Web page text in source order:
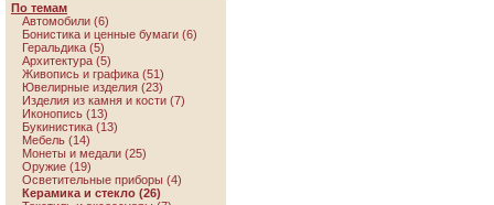
По темам
Автомобили (6)
Бонистика и ценные бумаги (6)
Геральдика (5)
Архитектура (5)
Живопись и графика (51)
Ювелирные изделия (23)
Изделия из камня и кости (7)
Иконопись (13)
Букинистика (13)
Мебель (14)
Монеты и медали (25)
Оружие (19)
Осветительные приборы (4)
Керамика и стекло (26)